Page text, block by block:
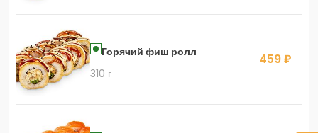
Горячий фиш ролл
310 г
459 ₽